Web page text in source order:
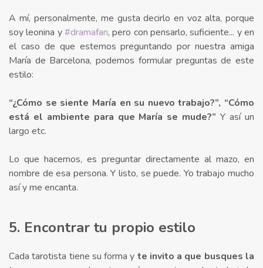
A mí, personalmente, me gusta decirlo en voz alta, porque
soy leonina y#dramafan, pero con pensarlo, suficiente... y en
el caso de que estemos preguntando por nuestra amiga
María de Barcelona, podemos formular preguntas de este
estilo:⁣
“¿Cómo se siente María en su nuevo trabajo?”, “Cómo
está el ambiente para que María se mude?” Y así un
largo etc.⁣
Lo que hacemos, es preguntar directamente al mazo, en
nombre de esa persona. Y listo, se puede. Yo trabajo mucho
así y me encanta.⁣
5. Encontrar tu propio estilo
Cada tarotista tiene su forma y te invito a que busques la